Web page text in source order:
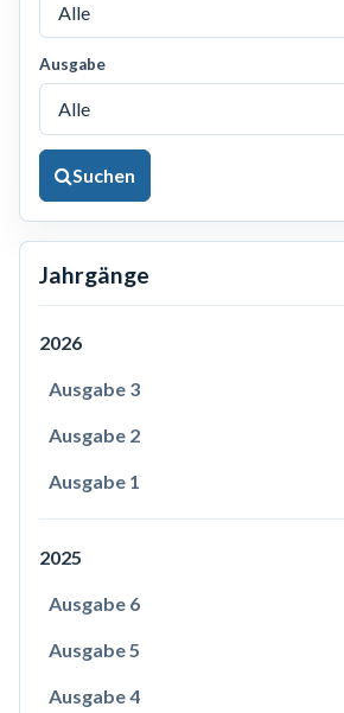
Ausgabe
Suchen
Jahrgänge
2026
Ausgabe 3
Ausgabe 2
Ausgabe 1
2025
Ausgabe 6
Ausgabe 5
Ausgabe 4